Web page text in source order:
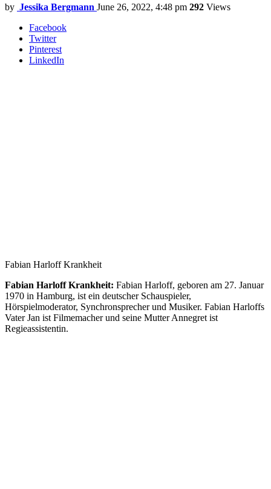
by Jessika Bergmann June 26, 2022, 4:48 pm 292 Views
Facebook
Twitter
Pinterest
LinkedIn
Fabian Harloff Krankheit
Fabian Harloff Krankheit: Fabian Harloff, geboren am 27. Januar
1970 in Hamburg, ist ein deutscher Schauspieler,
Hörspielmoderator, Synchronsprecher und Musiker. Fabian Harloffs
Vater Jan ist Filmemacher und seine Mutter Annegret ist
Regieassistentin.